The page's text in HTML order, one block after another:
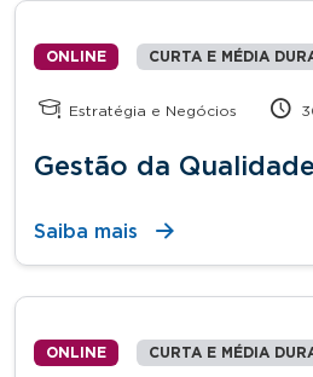
ONLINE CURTA E MÉDIA
Estratégia e Negócios
Gestão da
Saiba mais
ONLINE CURTA E MÉDIA